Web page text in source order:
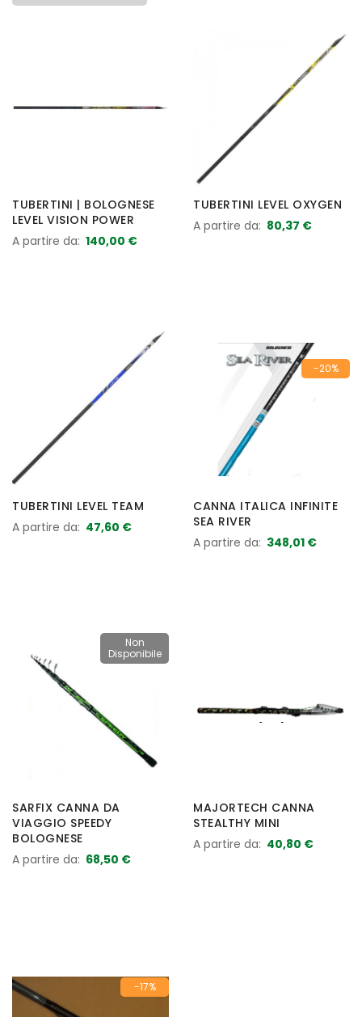
TUBERTINI | BOLOGNESE
LEVEL VISION POWER
A partire da 140,00 €
TUBERTINI LEVEL OXYGEN
A partire da 80,37 €
TUBERTINI LEVEL TEAM
A partire da 47,60 €
-20%
CANNA ITALICA INFINITE
SEA RIVER
A partire da 348,01 €
Non
Disponibile
SARFIX CANNA DA
VIAGGIO SPEEDY
BOLOGNESE
A partire da 68,50 €
MAJORTECH CANNA
STEALTHY MINI
A partire da 40,80 €
-17%